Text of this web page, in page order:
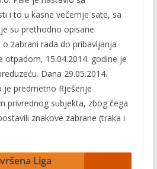
i to u kasne večernje sate, sa
su prethodno opisane.
zabrani rada do pribavljanja
otpadom, 15.04.2014. godine je
Dana 29.05.2014.
je predmetno Rješenje
privrednog subjekta, zbog čega
znakove zabrane (traka i
Liga